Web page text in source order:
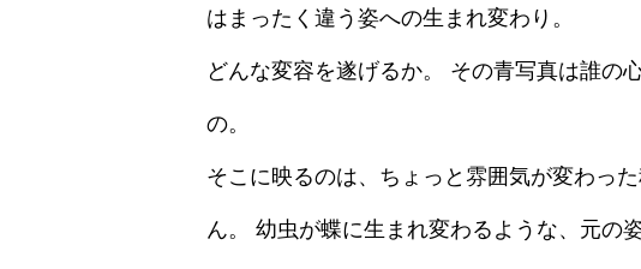
はまったく違う姿への生まれ変わり。
どんな変容を遂げるか。 その青写真は誰の
の。
そこに映るのは、ちょっと雰囲気が変わっ
ん。 幼虫が蝶に生まれ変わるような、元の